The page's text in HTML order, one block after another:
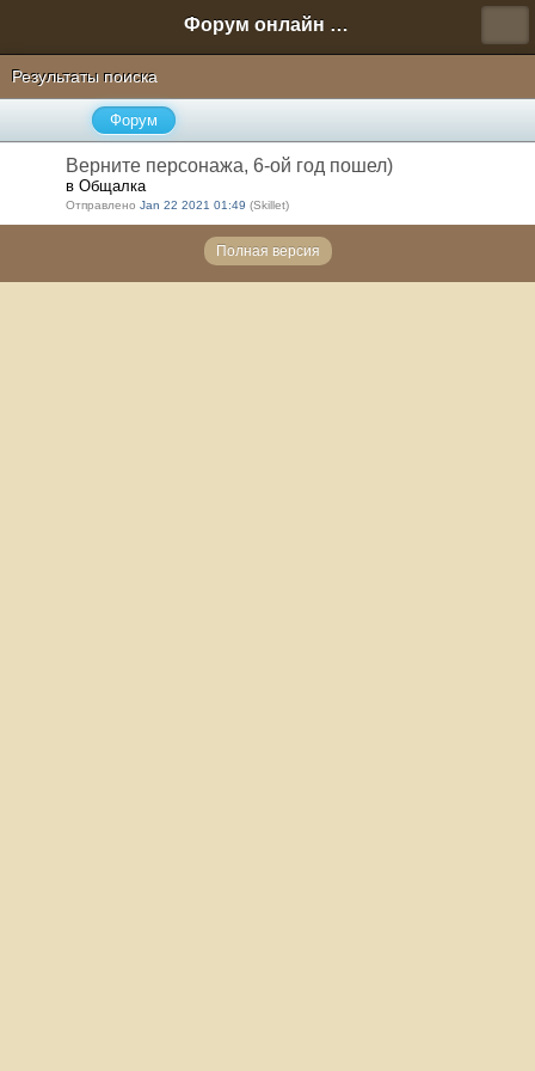
Форум онлайн игры "Новая Эра" (Нюра Биз)
Результаты поиска
Форум
Верните персонажа, 6-ой год пошел)
в Общалка
Отправлено Jan 22 2021 01:49 (Skillet)
Полная версия